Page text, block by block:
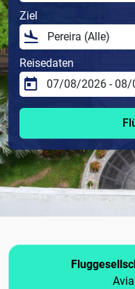
Ziel
Reisedaten